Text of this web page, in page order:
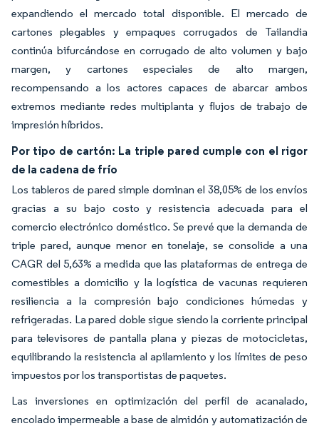
expandiendo el mercado total disponible. El mercado de
cartones plegables y empaques corrugados de Tailandia
continúa bifurcándose en corrugado de alto volumen y bajo
margen, y cartones especiales de alto margen,
recompensando a los actores capaces de abarcar ambos
extremos mediante redes multiplanta y flujos de trabajo de
impresión híbridos.
Por tipo de cartón: La triple pared cumple con el rigor
de la cadena de frío
Los tableros de pared simple dominan el 38,05% de los envíos
gracias a su bajo costo y resistencia adecuada para el
comercio electrónico doméstico. Se prevé que la demanda de
triple pared, aunque menor en tonelaje, se consolide a una
CAGR del 5,63% a medida que las plataformas de entrega de
comestibles a domicilio y la logística de vacunas requieren
resiliencia a la compresión bajo condiciones húmedas y
refrigeradas. La pared doble sigue siendo la corriente principal
para televisores de pantalla plana y piezas de motocicletas,
equilibrando la resistencia al apilamiento y los límites de peso
impuestos por los transportistas de paquetes.
Las inversiones en optimización del perfil de acanalado,
encolado impermeable a base de almidón y automatización de